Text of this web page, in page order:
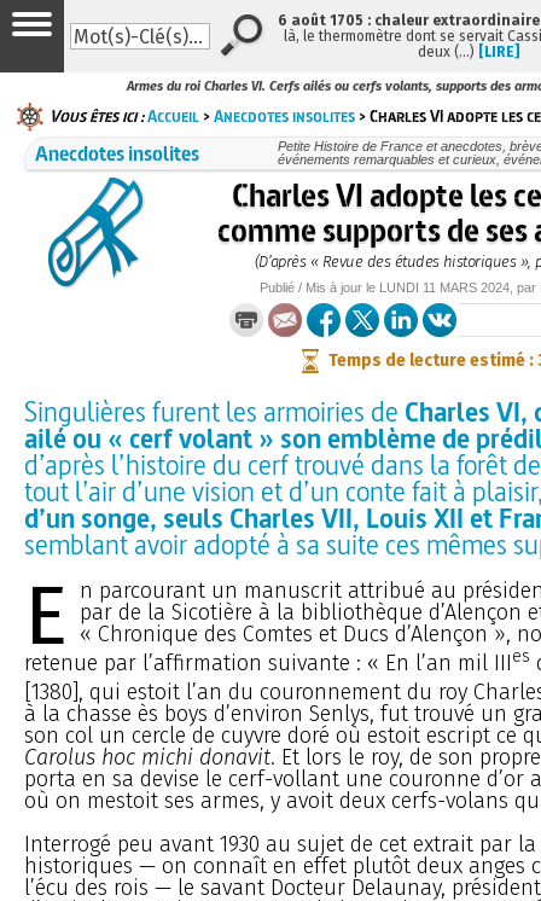
Armes du roi Charles VI. Cerfs ailés ou cerfs volants, supports des
Vous êtes ici :Accueil >Anecdotes insolites > Charles VI adopte les
Anecdotes insolites
Petite Histoire de France et anecdotes,
événements remarquables et curieux,
Charles VI adopte les
comme supports de
(D’après « Revue des études historiques »,
Publié / Mis à jour le LUNDI 11 MARS 2024, par
Temps de lecture estimé :
Singulières furent les armoiries de Charles
ailé ou « cerf volant » son emblème de
d’après l’histoire du cerf trouvé dans la forêt
tout l’air d’une vision et d’un conte fait à
d’un songe, seuls Charles VII, Louis XII et
semblant avoir adopté à sa suite ces mêmes
E
n parcourant un manuscrit attribué au
par de la Sicotière à la bibliothèque d’Alençon
« Chronique des Comtes et Ducs d’Alençon »,
retenue par l’affirmation suivante : « En l’an mil IIIes
[1380], qui estoit l’an du couronnement du roy
à la chasse ès boys d’environ Senlys, fut trouvé un
son col un cercle de cuyvre doré où estoit escript ce
Carolus hoc michi donavit. Et lors le roy, de son
porta en sa devise le cerf-vollant une couronne d’or
où on mestoit ses armes, y avoit deux cerfs-volans
Interrogé peu avant 1930 au sujet de cet extrait par la
historiques — on connaît en effet plutôt deux anges
l’écu des rois — le savant Docteur Delaunay,
6 août 1705 : chaleur
là, le thermomètre dont se servait
deux (…) [LIRE]